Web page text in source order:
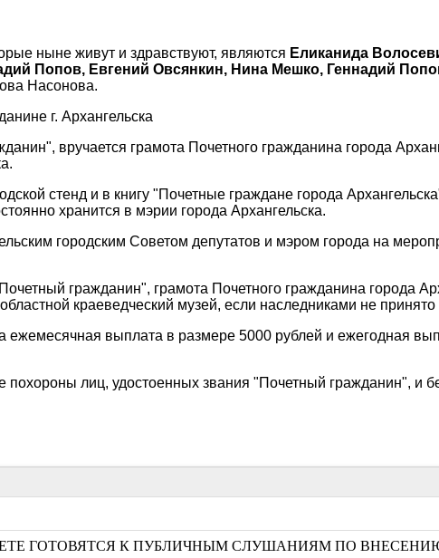
ныне живут и здравствуют, являются Еликанида
Попов, Евгений Овсянкин, Нина Мешко, Геннадий
Насонова.
г. Архангельска
вручается грамота Почетного гражданина города
стенд и в книгу "Почетные граждане города
хранится в мэрии города Архангельска.
городским Советом депутатов и мэром города на
гражданин", грамота Почетного гражданина города
краеведческий музей, если наследниками не
ежемесячная выплата в размере 5000 рублей и ежегодная
лиц, удостоенных звания "Почетный гражданин", и
ГОТОВЯТСЯ К ПУБЛИЧНЫМ СЛУШАНИЯМ ПО